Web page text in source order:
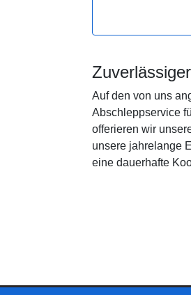
Auf den von uns
Abschleppservice
offerieren wir
unsere jahrelange
eine dauerhafte